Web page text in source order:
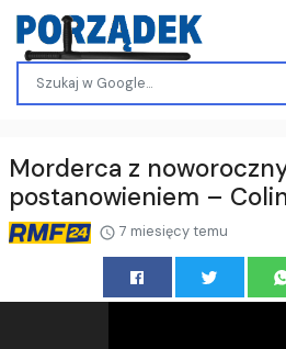
Morderca z
postanowieniem –
7 miesięcy temu